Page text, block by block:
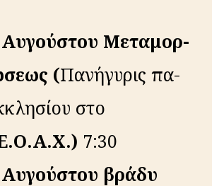
Με­τα­μορ­
(Πα­νή­γυ­ρις πα­
στο
7:30
βράδυ